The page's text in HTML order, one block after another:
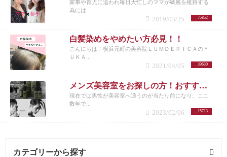
家事や育児に追われ毎日大忙しのママが綺麗を維持する
為には...
75852
2019/03/25
白髪染めをやめたい方必見！！
こんにちは！横浜元町の美容院ＬＵＭＤＥＲＩＣＡのＹ
ＵＫＡ...
39630
2021/04/05
メンズ美容室をお探しの方！おすすめメニューまとめ
現在では男性が美容室へ通うのが当たり前になり、ここ
数年で...
15713
2023/02/06
カテゴリーから探す